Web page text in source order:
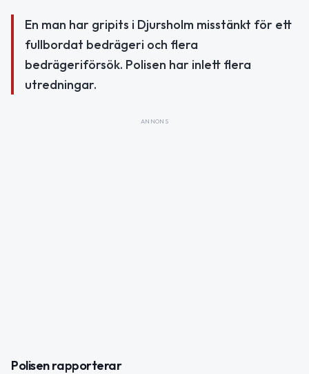
En man har gripits i Djursholm misstänkt för ett
fullbordat bedrägeri och flera
bedrägeriförsök. Polisen har inlett flera
utredningar.
ANNONS
Polisen rapporterar